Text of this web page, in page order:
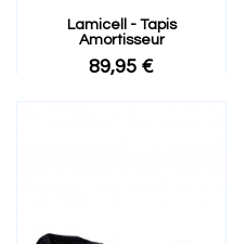
Lamicell - Tapis
Amortisseur
89,95 €